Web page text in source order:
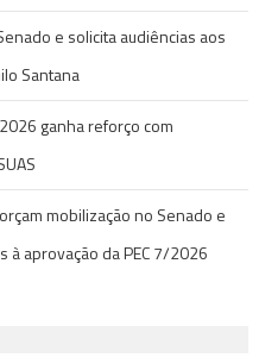
e solicita audiências aos
Santana
ganha reforço com
mobilização no Senado e
aprovação da PEC 7/2026